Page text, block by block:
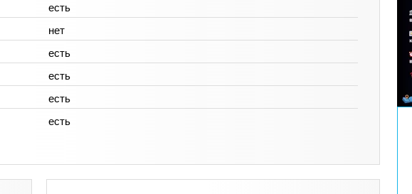
есть
нет
есть
есть
есть
есть